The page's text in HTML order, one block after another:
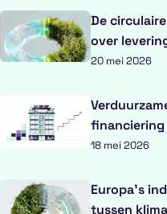
De
over
20 mei 2026
18 mei 2026
Europa’s
tussen